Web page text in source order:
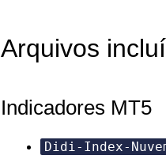
Arquivos
Indicadores MT5
Didi-Index-